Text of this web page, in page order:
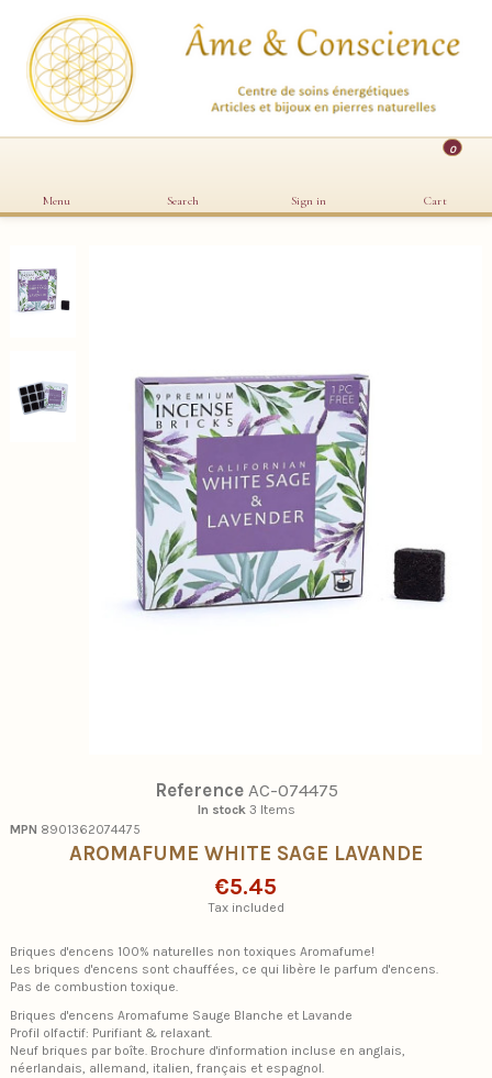
Menu Search Sign in
0
Cart
Reference AC-074475
In stock 3 Items
MPN 8901362074475
AROMAFUME WHITE SAGE LAVANDE
€5.45
Tax included
Briques d'encens 100% naturelles non toxiques Aromafume!
Les briques d'encens sont chauffées, ce qui libère le parfum d'encens.
Pas de combustion toxique.
Briques d'encens Aromafume Sauge Blanche et Lavande
Profil olfactif: Purifiant & relaxant.
Neuf briques par boîte. Brochure d'information incluse en anglais,
néerlandais, allemand, italien, français et espagnol.